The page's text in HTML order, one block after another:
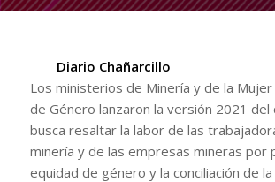
Diario Chañarcillo
Los ministerios de Minería y de la Mujer
de Género lanzaron la versión 2021 del
busca resaltar la labor de las
minería y de las empresas mineras por
equidad de género y la conciliación de